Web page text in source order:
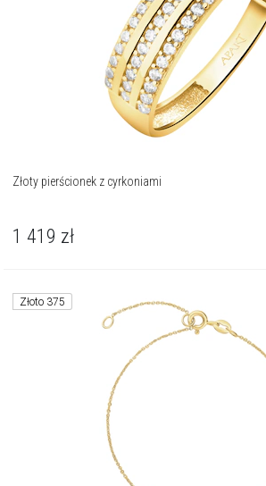
Złoty pierścionek z cyrkoniami
1 419 zł
Złoto 375